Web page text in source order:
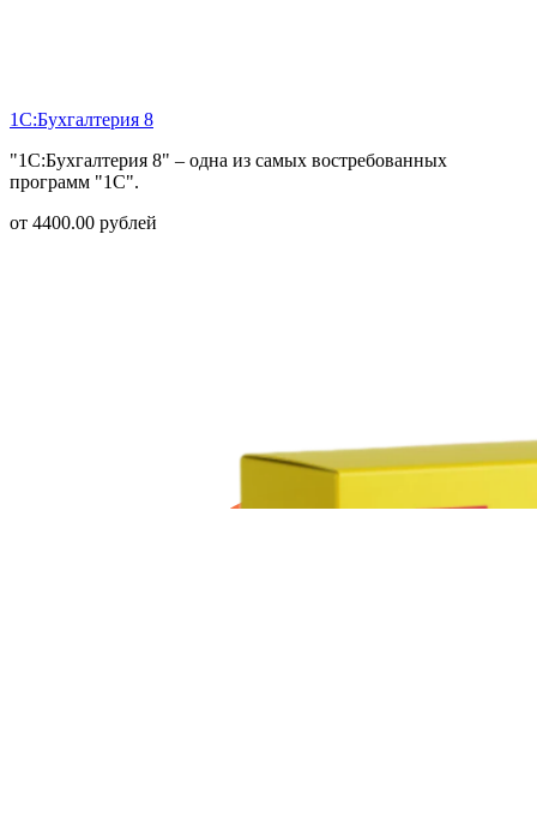
1С:Бухгалтерия 8
"1С:Бухгалтерия 8" – одна из самых востребованных
программ "1С".
от 4400.00 рублей